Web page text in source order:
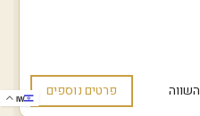
השווה פרטים נוספים IW